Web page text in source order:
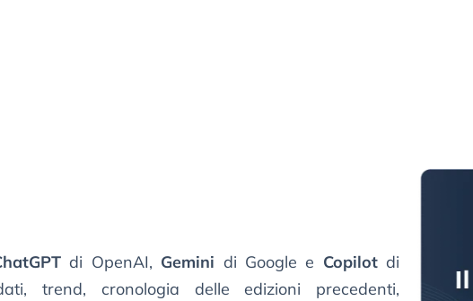
di OpenAI, Gemini di Google e Copilotdi
trend, cronologia delle edizioni precedenti,